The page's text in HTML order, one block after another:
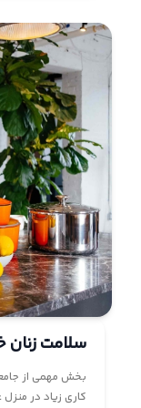
سلامت
بخش مهمی از
کاری زیاد در